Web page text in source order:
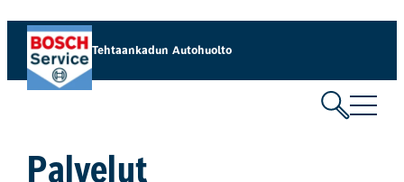
Siirry
sisältöön
Tehtaankadun Autohuolto
Palvelut